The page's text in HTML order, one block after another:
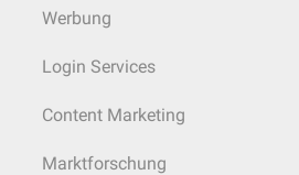
Werbung
Login Services
Content Marketing
Marktforschung